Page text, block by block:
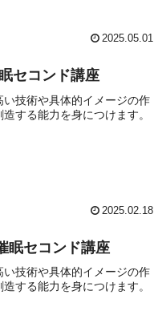
2025.05.01
セコンド講座
技術や具体的イメージの作
する能力を身につけます。
2025.02.18
眠セコンド講座
技術や具体的イメージの作
する能力を身につけます。